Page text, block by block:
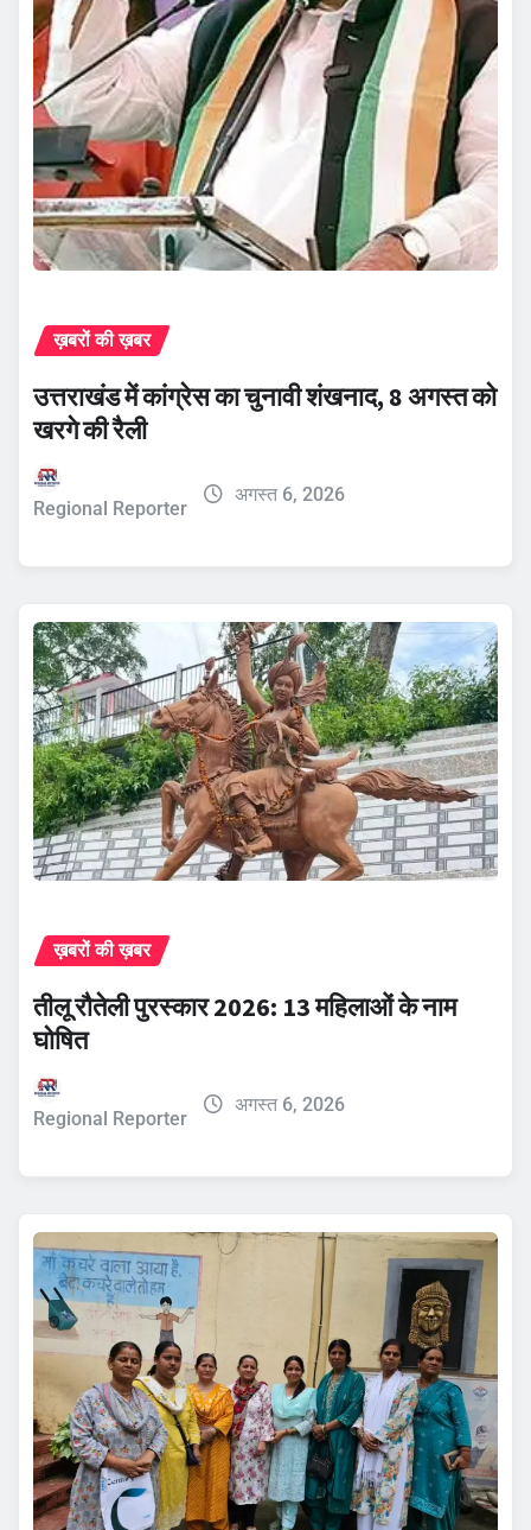
ख़बरों की ख़बर
उत्तराखंड में कांग्रेस का चुनावी शंखनाद, 8 अगस्त को
खरगे की रैली
Regional Reporter
अगस्त 6, 2026
ख़बरों की ख़बर
तीलू रौतेली पुरस्कार 2026: 13 महिलाओं के नाम
घोषित
Regional Reporter
अगस्त 6, 2026